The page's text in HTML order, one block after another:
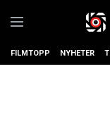
FILMTOPP NYHETER